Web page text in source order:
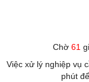
Chờ 61
Việc xử lý nghiệp vụ
phút